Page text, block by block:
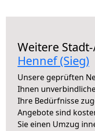
Weitere
Hennef (Sieg)
Unsere geprüften
Ihnen
Ihre Bedürfnisse
Angebote sind
Sie einen Umzug